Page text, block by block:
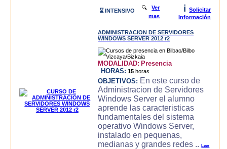
⌛ INTENSIVO 🔍Ver
mas
i
Solicitar
Información
ADMINISTRACION DE SERVIDORES
WINDOWS SERVER 2012 r2
MODALIDAD: Presencia
HORAS: 15 horas
OBJETIVOS: En este curso de
Administracion de Servidores
Windows Server el alumno
aprende las caracteri­sticas
fundamentales del sistema
operativo Windows Server,
instalado en pequenas,
medianas y grandes redes ..Leer